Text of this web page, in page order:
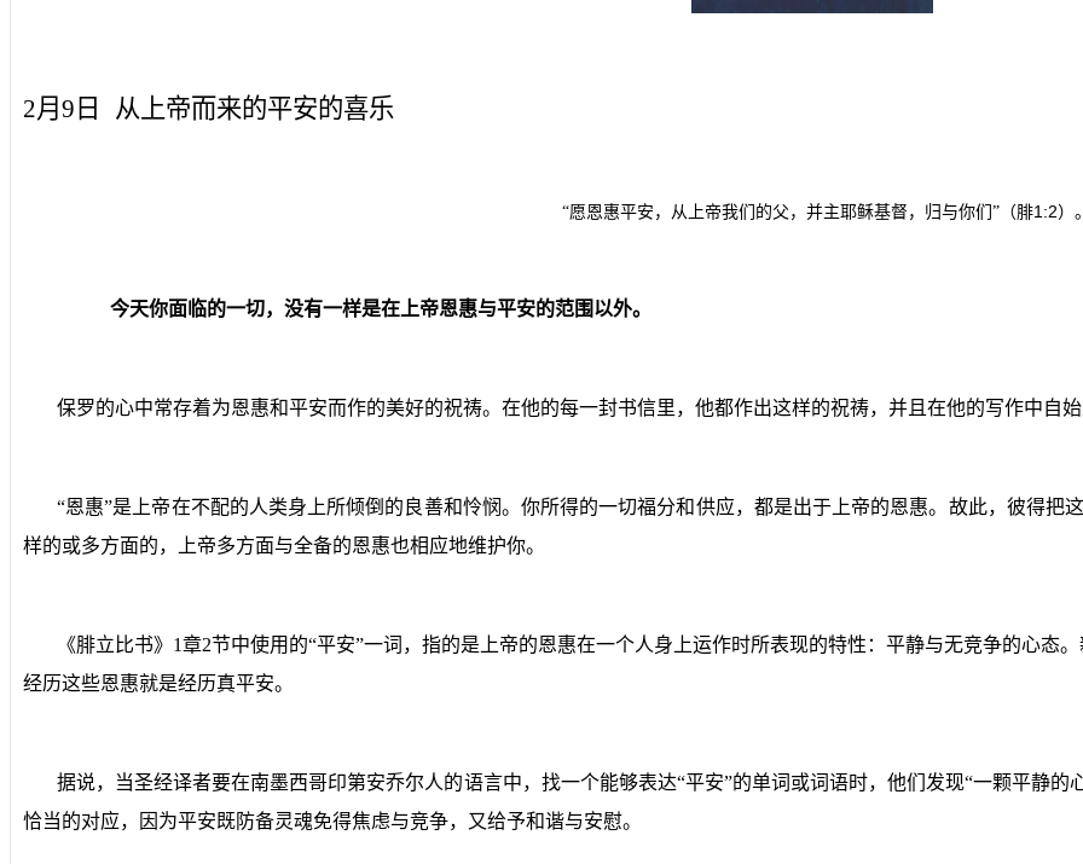
2月9日 从上帝而来的平安的喜乐
“愿恩惠平安，从上帝我们的父，并主耶稣基督，归与你们”（腓1:2）
今天你面临的一切，没有一样是在上帝恩惠与平安的范围以外。
保罗的心中常存着为恩惠和平安而作的美好的祝祷。在他的每一封书信里，他都作出这样的祝祷，并且在他的写作中自
“恩惠”是上帝在不配的人类身上所倾倒的良善和怜悯。你所得的一切福分和供应，都是出于上帝的恩惠。故此，彼得把
样的或多方面的，上帝多方面与全备的恩惠也相应地维护你。
《腓立比书》 1章2节中使用的“平安”一词，指的是上帝的恩惠在一个人身上运作时所表现的特性：平静与无竞争的心态
经历这些恩惠就是经历真平安。
据说，当圣经译者要在南墨西哥印第安乔尔人的语言中，找一个能够表达“平安”的单词或词语时，他们发现“一颗平静
恰当的对应，因为平安既防备灵魂免得焦虑与竞争，又给予和谐与安慰。